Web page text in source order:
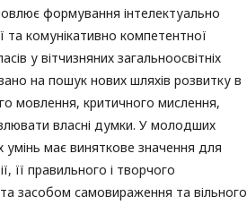
формування інтелектуально
та комунікативно компетентної
у вітчизняних загальноосвітніх
на пошук нових шляхів розвитку в
мовлення, критичного мислення,
власні думки. У молодших
має виняткове значення для
її правильного і творчого
засобом самовираження та вільного